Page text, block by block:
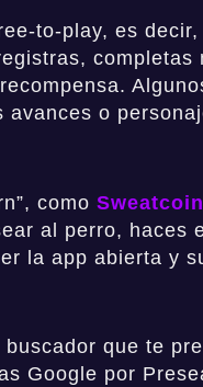
to-play, es decir,
completas
avances o
como Sweatcoin
al perro, haces
la app abierta y
buscador que te
Google por